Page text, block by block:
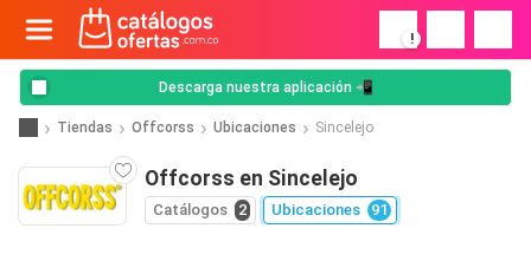
!
Descarga nuestra aplicación 📲
Tiendas Offcorss Ubicaciones Sincelejo
Offcorss en Sincelejo
Catálogos 2 Ubicaciones 91